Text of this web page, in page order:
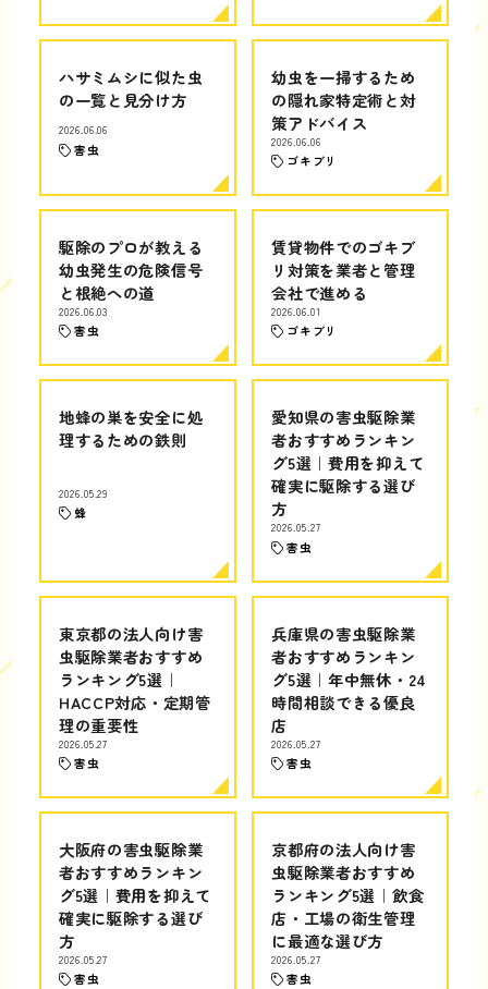
ハサミムシに似た虫
の一覧と見分け方
2026.06.06
害虫
幼虫を一掃するため
の隠れ家特定術と対
策アドバイス
2026.06.06
ゴキブリ
駆除のプロが教える
幼虫発生の危険信号
と根絶への道
2026.06.03
害虫
賃貸物件でのゴキブ
リ対策を業者と管理
会社で進める
2026.06.01
ゴキブリ
地蜂の巣を安全に処
理するための鉄則
2026.05.29
蜂
愛知県の害虫駆除業
者おすすめランキン
グ5選｜費用を抑えて
確実に駆除する選び
方
2026.05.27
害虫
東京都の法人向け害
虫駆除業者おすすめ
ランキング5選｜
HACCP対応・定期管
理の重要性
2026.05.27
害虫
兵庫県の害虫駆除業
者おすすめランキン
グ5選｜年中無休・24
時間相談できる優良
店
2026.05.27
害虫
大阪府の害虫駆除業
者おすすめランキン
グ5選｜費用を抑えて
確実に駆除する選び
方
2026.05.27
害虫
京都府の法人向け害
虫駆除業者おすすめ
ランキング5選｜飲食
店・工場の衛生管理
に最適な選び方
2026.05.27
害虫